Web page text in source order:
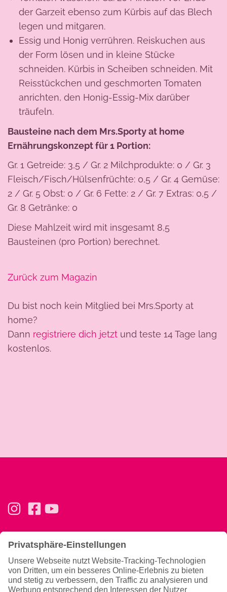
der Garzeit ebenso zum Kürbis auf das Blech
legen und mitgaren.
Essig und Honig verrühren. Reiskuchen aus
der Form lösen und in kleine Stücke
schneiden. Kürbis in Scheiben schneiden. Mit
Reisstückchen und geschmorten Tomaten
anrichten, den Honig-Essig-Mix darüber
träufeln.
Bausteine nach dem Mrs.Sporty at home
Ernährungskonzept für 1 Portion:
Gr. 1 Getreide: 3,5 / Gr. 2 Milchprodukte: 0 / Gr. 3
Fleisch/Fisch/Hülsenfrüchte: 0,5 / Gr. 4 Gemüse:
2 / Gr. 5 Obst: 0 / Gr. 6 Fette: 2 / Gr. 7 Extras: 0,5 /
Gr. 8 Getränke: 0
Diese Mahlzeit wird mit insgesamt 8,5
Bausteinen (pro Portion) berechnet.
Zurück zum Magazin
Du bist noch kein Mitglied bei Mrs.Sporty at
home?
Dann registriere dich jetzt und teste 14 Tage lang
kostenlos.
Basics
Konzept
Trainingsphilosophie
Ernährung & Tipps
Ernährung
Magazin